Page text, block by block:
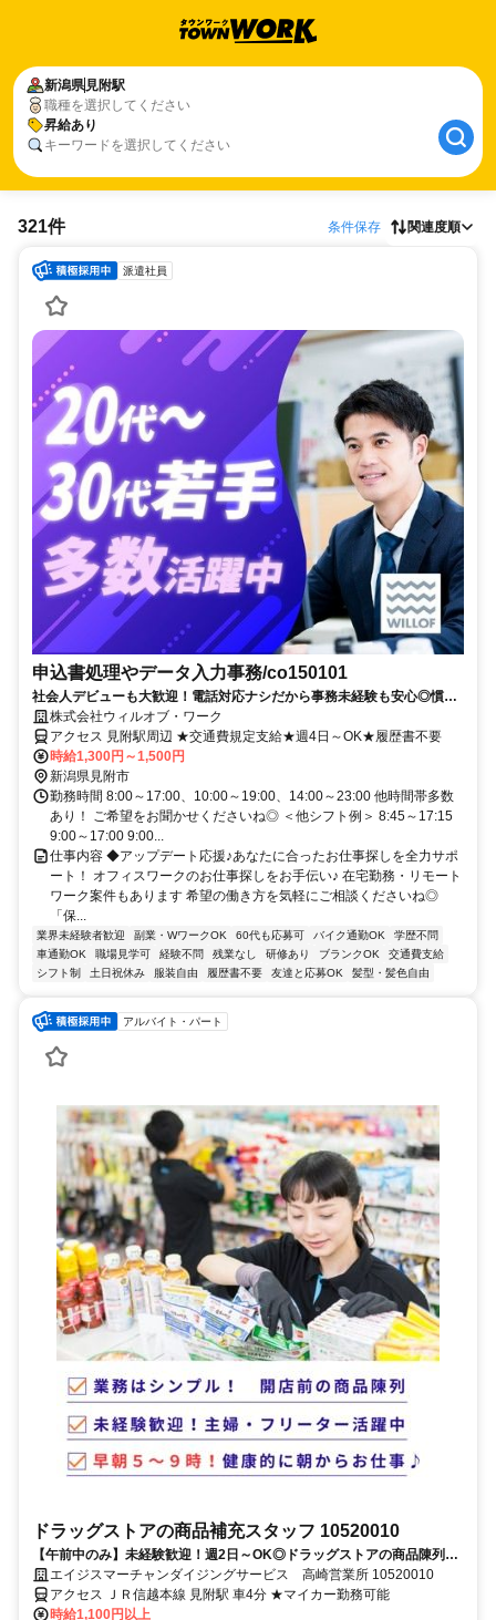
新潟県 見附駅
職種を選択してください
昇給あり
キーワードを選択してください
321件 条件保存 関連度順
派遣社員
申込書処理やデータ入力事務/co150101
社会人デビューも大歓迎！電話対応ナシだから事務未経験も安心◎慣れ
たら在宅OK♪
株式会社ウィルオブ・ワーク
アクセス 見附駅周辺 ★交通費規定支給★週4日～OK★履歴書不要
時給1,300円～1,500円
新潟県見附市
勤務時間 8:00～17:00、10:00～19:00、14:00～23:00 他時間帯多数
あり！ ご希望をお聞かせくださいね◎ ＜他シフト例＞ 8:45～17:15
9:00～17:00 9:00...
仕事内容 ◆アップデート応援♪あなたに合ったお仕事探しを全力サポ
ート！ オフィスワークのお仕事探しをお手伝い♪ 在宅勤務・リモート
ワーク案件もあります 希望の働き方を気軽にご相談くださいね◎
「保...
業界未経験者歓迎 副業・WワークOK 60代も応募可 バイク通勤OK
学歴不問
車通勤OK
職場見学可 経験不問 残業なし 研修あり ブランクOK
交通費支給
シフト制
土日祝休み 服装自由 履歴書不要 友達と応募OK 髪型・髪色自由
アルバイト・パート
ドラッグストアの商品補充スタッフ 10520010
【午前中のみ】未経験歓迎！週2日～OK◎ドラッグストアの商品陳列ス
タッフエイジスマーチャンダイジングサービス 高崎営業所 10520010
アクセス ＪＲ信越本線 見附駅 車4分 ★マイカー勤務可能
時給1,100円以上